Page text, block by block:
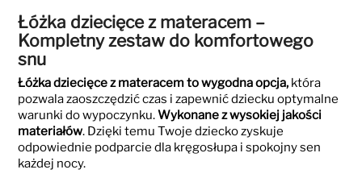
Łóżka dziecięce z materacem –
Kompletny zestaw do komfortowego
snu
Łóżka dziecięce z materacem to wygodna opcja, która
pozwala zaoszczędzić czas i zapewnić dziecku optymalne
warunki do wypoczynku.Wykonane z wysokiej jakości
materiałów. Dzięki temu Twoje dziecko zyskuje
odpowiednie podparcie dla kręgosłupa i spokojny sen
każdej nocy.